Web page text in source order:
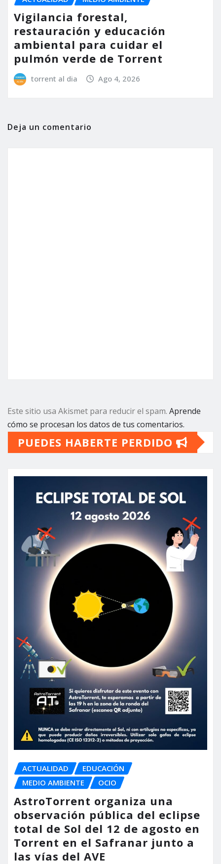
Vigilancia forestal,
restauración y educación
ambiental para cuidar el
pulmón verde de Torrent
torrent al dia Ago 4, 2026
Deja un comentario
Este sitio usa Akismet para reducir el spam. Aprende
cómo se procesan los datos de tus comentarios.
PUEDES HABERTE PERDIDO
ACTUALIDAD
EDUCACIÓN
MEDIO AMBIENTE
OCIO
AstroTorrent organiza una
observación pública del eclipse
total de Sol del 12 de agosto en
Torrent en el Safranar junto a
las vías del AVE